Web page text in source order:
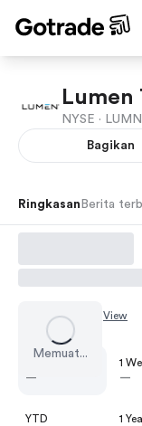
Lumen
NYSE · LUMN
Bagikan
Ringkasan Berita
Memuat...
Chart by TradingView
—
1
—
YTD
1